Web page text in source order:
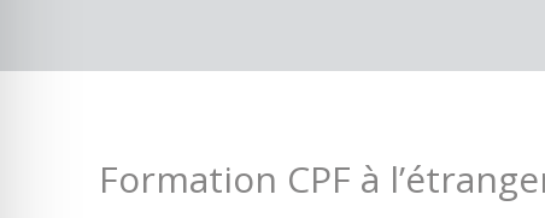
Formation CPF à